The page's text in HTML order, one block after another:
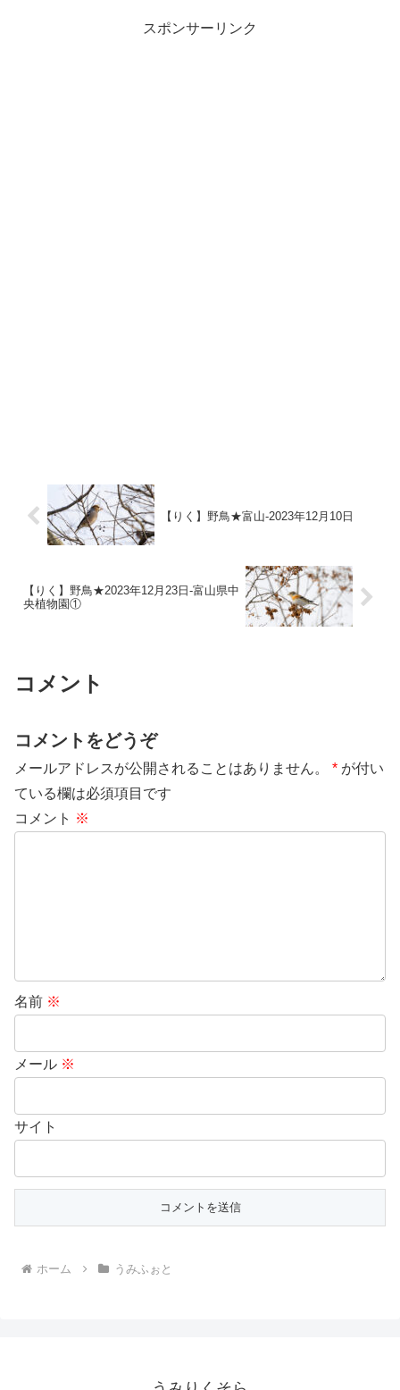
スポンサーリンク
【りく】野鳥★富山-2023年12月10日
【りく】野鳥★2023年12月23日-富山県中
央植物園①
コメント
コメントをどうぞ
メールアドレスが公開されることはありません。 * が付い
ている欄は必須項目です
コメント ※
名前 ※
メール ※
サイト
ホーム うみふぉと